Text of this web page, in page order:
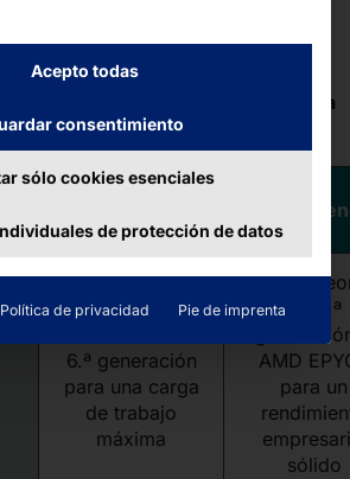
o como componentes periféricos
distribuidas.
AKHET
Actuación frente a
Performance
Serie
2 procesadores
6.ª generación
para una carga
de trabajo
máxima
Intel®
de 5.ª
AMD
para un
sólido
Acepto todas
consentimiento
sólo cookies esenciales
de protección de datos
Política de privacidad Pie de imprenta